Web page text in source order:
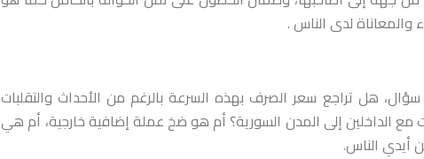
لدى الناس .
هل تراجع سعر الصرف بهذه السرعة بالرغم من الأحداث والتقلبات
مع الداخلين إلى المدن السورية؟ أم هو ضخ عملة إضافية خارجية، أم هي
أيدي الناس.